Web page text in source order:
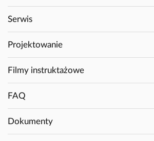
Serwis
Projektowanie
Filmy instruktażowe
FAQ
Dokumenty